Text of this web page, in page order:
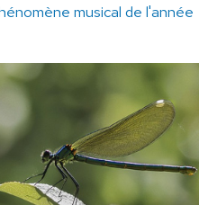
musical de l'année